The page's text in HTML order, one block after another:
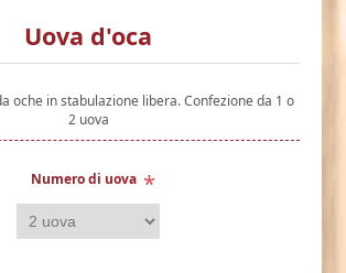
Uova d'oca
oche in stabulazione libera. Confezione da 1 o
2 uova
Numero di uova *